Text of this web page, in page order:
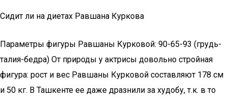
Сидит ли на диетах Равшана Куркова
Параметры фигуры Равшаны Курковой: 90-65-93 (грудь-
талия-бедра) От природы у актрисы довольно стройная
фигура: рост и вес Равшаны Курковой составляют 178 см
и 50 кг. В Ташкенте ее даже дразнили за худобу, т.к. в то